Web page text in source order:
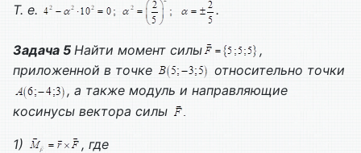
Т. е. .
Задача 5 Найти момент силы
,
приложенной в точке
относительно точки
, а также модуль и направляющие
косинусы вектора силы
1)
, где